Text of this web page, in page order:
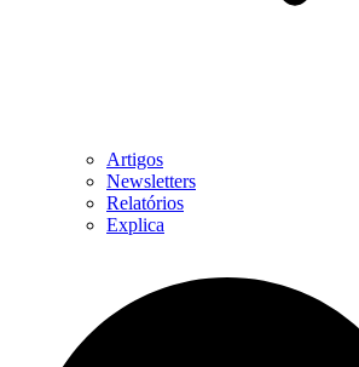
Artigos
Newsletters
Relatórios
Explica